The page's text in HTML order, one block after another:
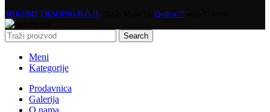
MIKOMI TRADING D.O.O. Qudra™
Search
Meni
Kategorije
Prodavnica
Galerija
O nama